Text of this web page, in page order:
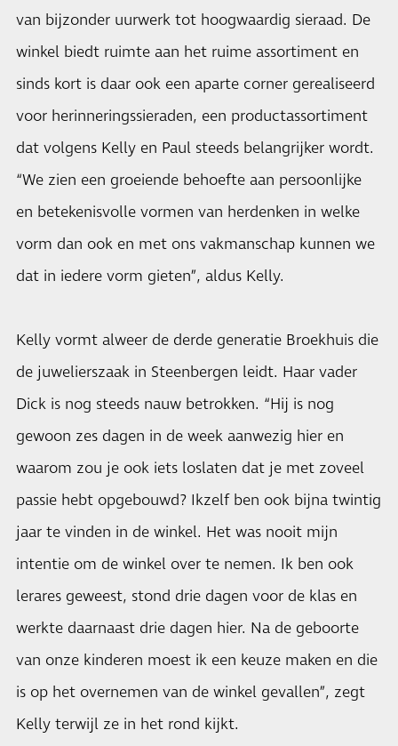
van bijzonder uurwerk tot hoogwaardig sieraad. De
winkel biedt ruimte aan het ruime assortiment en
sinds kort is daar ook een aparte corner gerealiseerd
voor herinneringssieraden, een productassortiment
dat volgens Kelly en Paul steeds belangrijker wordt.
“We zien een groeiende behoefte aan persoonlijke
en betekenisvolle vormen van herdenken in welke
vorm dan ook en met ons vakmanschap kunnen we
dat in iedere vorm gieten”, aldus Kelly.
Kelly vormt alweer de derde generatie Broekhuis die
de juwelierszaak in Steenbergen leidt. Haar vader
Dick is nog steeds nauw betrokken. “Hij is nog
gewoon zes dagen in de week aanwezig hier en
waarom zou je ook iets loslaten dat je met zoveel
passie hebt opgebouwd? Ikzelf ben ook bijna twintig
jaar te vinden in de winkel. Het was nooit mijn
intentie om de winkel over te nemen. Ik ben ook
lerares geweest, stond drie dagen voor de klas en
werkte daarnaast drie dagen hier. Na de geboorte
van onze kinderen moest ik een keuze maken en die
is op het overnemen van de winkel gevallen”, zegt
Kelly terwijl ze in het rond kijkt.